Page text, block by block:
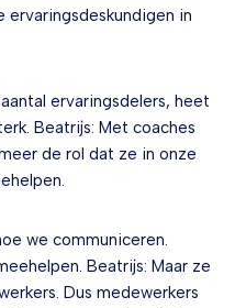
ervaringsdeskundigen in
ervaringsdelers, heet
Beatrijs: Met coaches
de rol dat ze in onze
we communiceren.
Beatrijs: Maar ze
Dus medewerkers